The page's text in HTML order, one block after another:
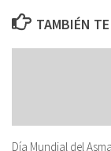
TAMBIÉN
Día Mundial del